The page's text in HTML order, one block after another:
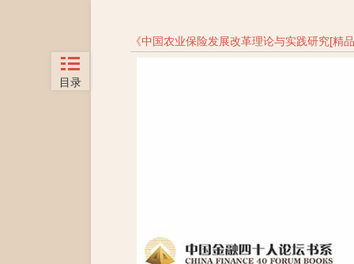
《中国农业保险发展改革理论与实践研究[精
目录